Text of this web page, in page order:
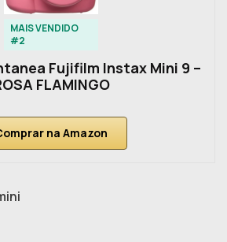
MAIS VENDIDO
#2
Fujifilm Instax Mini 9 –
FLAMINGO
na Amazon